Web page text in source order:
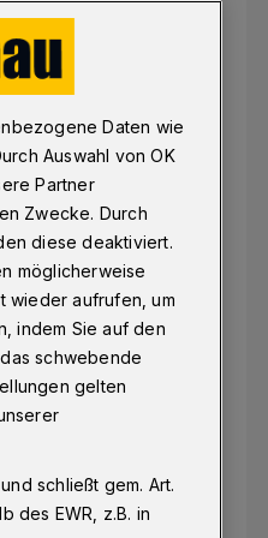
Daten wie
Auswahl von OK
Partner
Zwecke. Durch
diese deaktiviert.
möglicherweise
wieder aufrufen, um
indem Sie auf den
schwebende
gelten
schließt gem. Art.
des EWR, z.B. in